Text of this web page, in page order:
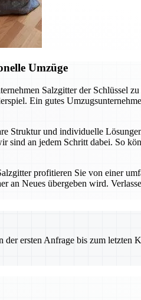
Umzüge
Salzgitter der Schlüssel
Ein gutes
und individuelle
sind an jedem Schritt dabei. So
profitieren Sie von einer
an Neues übergeben wird.
ersten Anfrage bis zum letzten